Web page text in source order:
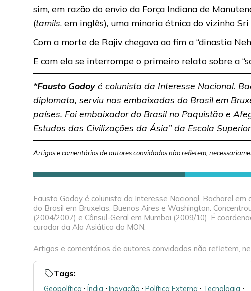
sim, em razão do envio da Força Indiana de
(tamils, em inglês), uma minoria étnica do vizinho
Com a morte de Rajiv chegava ao fim a “dinastia
E com ela se interrompe o primeiro relato sobre a
*Fausto Godoyé colunista da Interesse Nacional.
diplomata, serviu nas embaixadas do Brasil em
países. Foi embaixador do Brasil no Paquistão e
Estudos das Civilizações da Ásia” da Escola
Artigos e comentários de autores convidados não refletem,
Fausto Godoy é colunista da Interesse Nacional. Bacharel
do Brasil em Bruxelas, Buenos Aires e Washington.
(2004/2007) e Cônsul-Geral em Mumbai (2009/10). É
curador da Ala Asiática do MON.
Artigos e comentários de autores convidados não refletem,
Tags:
Geopolítica 🞌Índia 🞌Inovação 🞌Política Externa 🞌 Tecnologia 🞌